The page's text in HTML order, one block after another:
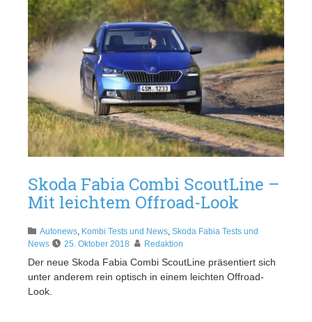
Skoda Fabia Combi ScoutLine –
Mit leichtem Offroad-Look
Autonews, Kombi Tests und News, Skoda Fabia Tests und
News
25. Oktober 2018 Redaktion
Der neue Skoda Fabia Combi ScoutLine präsentiert sich
unter anderem rein optisch in einem leichten Offroad-
Look.